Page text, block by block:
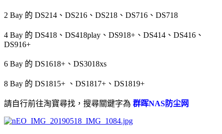
2 Bay 的 DS214、DS216、DS218、DS716、DS718
4 Bay 的 DS418、DS418play、DS918+、DS414、DS416、
DS916+
6 Bay 的 DS1618+、DS3018xs
8 Bay 的 DS1815+ 、DS1817+、DS1819+
請自行前往淘寶尋找，搜尋關鍵字為 群晖NAS防尘网